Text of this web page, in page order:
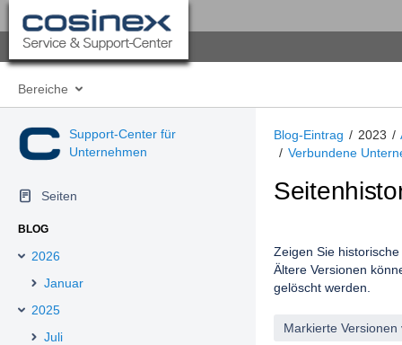
Bereiche
Support-Center für
Unternehmen
Seiten
BLOG
2026
Januar
2025
Juli
Blog-Eintrag 2023
Verbundene
Zeigen Sie
Ältere Versionen
gelöscht werden.